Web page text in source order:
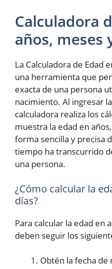
Calculadora
años, meses
La Calculadora de Edad
una herramienta que
exacta de una persona
nacimiento. Al ingresar
calculadora realiza los
muestra la edad en
forma sencilla y precisa
tiempo ha transcurrido
una persona.
¿Cómo calcular la
días?
Para calcular la edad en
deben seguir los
Obtén la fecha de